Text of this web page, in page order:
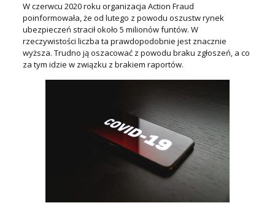
W czerwcu 2020 roku organizacja Action Fraud
poinformowała, że ​​od lutego z powodu oszustw rynek
ubezpieczeń stracił około 5 milionów funtów. W
rzeczywistości liczba ta prawdopodobnie jest znacznie
wyższa. Trudno ją oszacować z powodu braku zgłoszeń, a co
za tym idzie w związku z brakiem raportów.